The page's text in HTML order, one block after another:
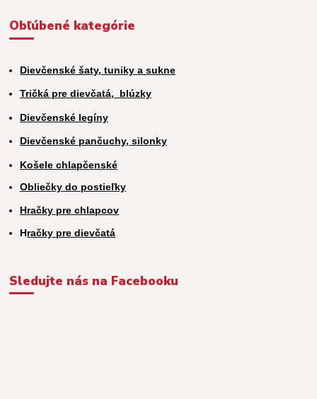
Obľúbené kategórie
Dievčenské šaty, tuniky a sukne
Tričká pre dievčatá, blúzky
Dievčenské legíny
Dievčenské pančuchy, silonky
Košele chlapčenské
Obliečky do postieľky
Hračky pre chlapcov
Hračky pre dievčatá
Sledujte nás na Facebooku